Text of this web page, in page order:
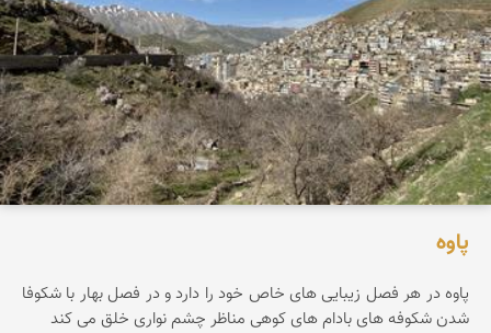
پاوه
پاوه در هر فصل زیبایی های خاص خود را دارد و در فصل بهار با شکوفا
شدن شکوفه های بادام های کوهی مناظر چشم نواری خلق می کند